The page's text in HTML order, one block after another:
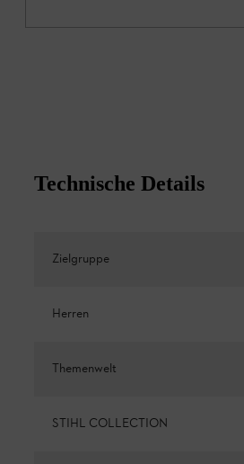
Technische Details
Zielgruppe
Herren
Themenwelt
STIHL COLLECTION